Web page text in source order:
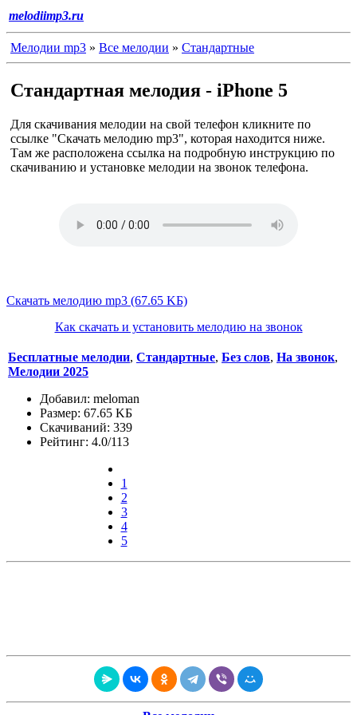
melodiimp3.ru
Мелодии mp3 » Все мелодии » Стандартные
Стандартная мелодия - iPhone 5
Для скачивания мелодии на свой телефон кликните по
ссылке "Скачать мелодию mp3", которая находится ниже.
Там же расположена ссылка на подробную инструкцию по
скачиванию и установке мелодии на звонок телефона.
Скачать мелодию mp3 (67.65 KБ)
Как скачать и установить мелодию на звонок
Бесплатные мелодии, Стандартные, Без слов, На звонок,
Мелодии 2025
Добавил: meloman
Размер: 67.65 KБ
Скачиваний: 339
Рейтинг: 4.0/113
1
2
3
4
5